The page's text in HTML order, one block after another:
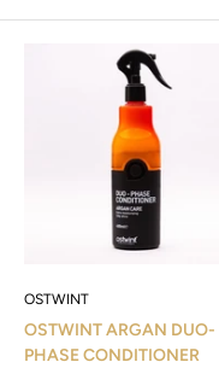
OSTWINT
OSTWINT ARGAN DUO-
PHASE CONDITIONER